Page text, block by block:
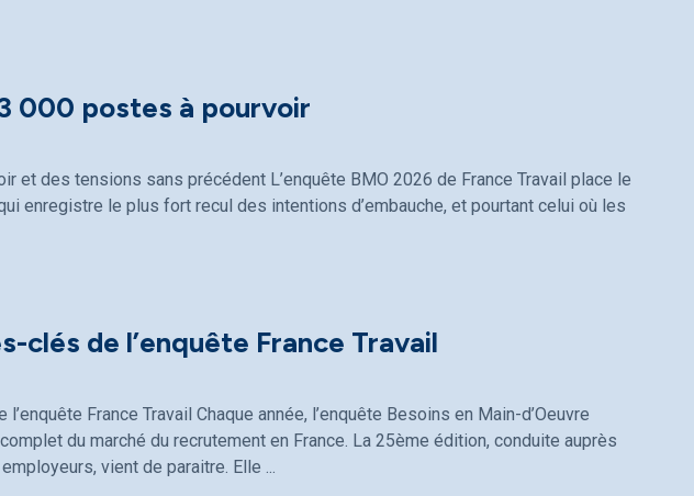
000 postes à pourvoir
et des tensions sans précédent L’enquête BMO 2026 de France Travail place le
enregistre le plus fort recul des intentions d’embauche, et pourtant celui où les
de l’enquête France Travail
France Travail Chaque année, l’enquête Besoins en Main-d’Oeuvre
du marché du recrutement en France. La 25ème édition, conduite auprès
vient de paraitre. Elle